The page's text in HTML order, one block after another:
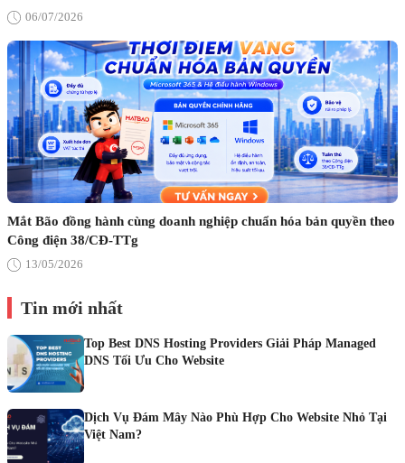
06/07/2026
Mắt Bão đồng hành cùng doanh nghiệp chuẩn hóa bản quyền theo
Công điện 38/CĐ-TTg
13/05/2026
Tin mới nhất
Top Best DNS Hosting Providers Giải Pháp Managed
DNS Tối Ưu Cho Website
Dịch Vụ Đám Mây Nào Phù Hợp Cho Website Nhỏ Tại
Việt Nam?